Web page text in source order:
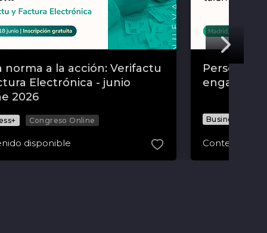
norma a la acción: Verifactu
Electrónica - junio
2026
Congreso Online
disponible
Personas
Business+
Contenido